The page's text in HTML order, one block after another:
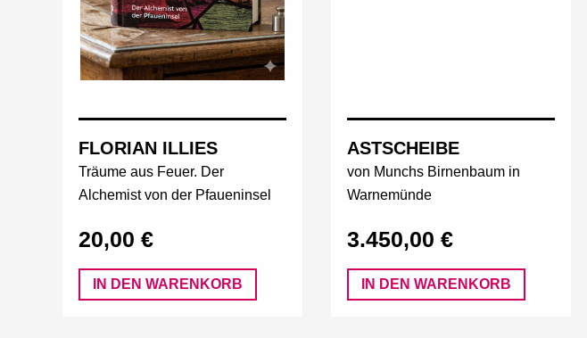
FLORIAN ILLIES
Träume aus Feuer. Der
Alchemist von der Pfaueninsel
20,00 €
IN DEN WARENKORB
ASTSCHEIBE
von Munchs Birnenbaum in
Warnemünde
3.450,00 €
IN DEN WARENKORB